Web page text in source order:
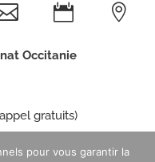
 
Occitanie
gratuits)
pour vous garantir la